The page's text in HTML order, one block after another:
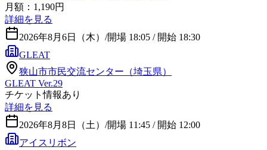
月額：1,190円
詳細を見る
2026年8月6日（木） /開場 18:05 / 開始 18:30
GLEAT
狭山市市民交流センター（埼玉県）
GLEAT Ver.29
チケット情報あり
詳細を見る
2026年8月8日（土） /開場 11:45 / 開始 12:00
アイスリボン